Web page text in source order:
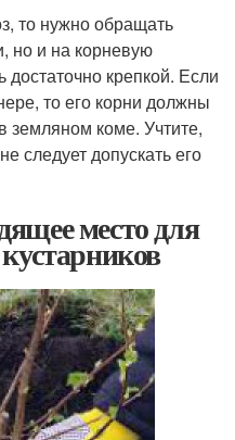
то нужно обращать
но и на корневую
крепкой. Если
то его корни должны
земляном коме. Учтите,
следует допускать его
место для